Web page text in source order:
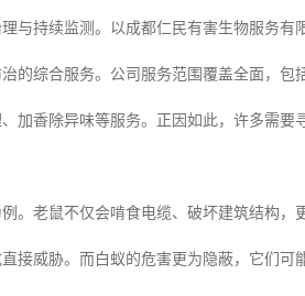
与持续监测。以成都仁民有害生物服务有
的综合服务。公司服务范围覆盖全面，包
加香除异味等服务。正因如此，许多需要
。老鼠不仅会啃食电缆、破坏建筑结构，
接威胁。而白蚁的危害更为隐蔽，它们可